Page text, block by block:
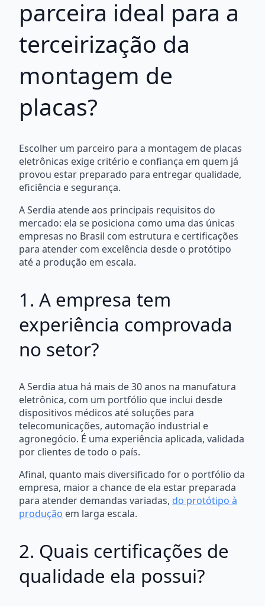
parceira ideal para a
terceirização da
montagem de
placas?
Escolher um parceiro para a montagem de placas
eletrônicas exige critério e confiança em quem já
provou estar preparado para entregar qualidade,
eficiência e segurança.
A Serdia atende aos principais requisitos do
mercado: ela se posiciona como uma das únicas
empresas no Brasil com estrutura e certificações
para atender com excelência desde o protótipo
até a produção em escala.
1. A empresa tem
experiência comprovada
no setor?
A Serdia atua há mais de 30 anos na manufatura
eletrônica, com um portfólio que inclui desde
dispositivos médicos até soluções para
telecomunicações, automação industrial e
agronegócio. É uma experiência aplicada, validada
por clientes de todo o país.
Afinal, quanto mais diversificado for o portfólio da
empresa, maior a chance de ela estar preparada
para atender demandas variadas, do protótipo à
produção em larga escala.
2. Quais certificações de
qualidade ela possui?